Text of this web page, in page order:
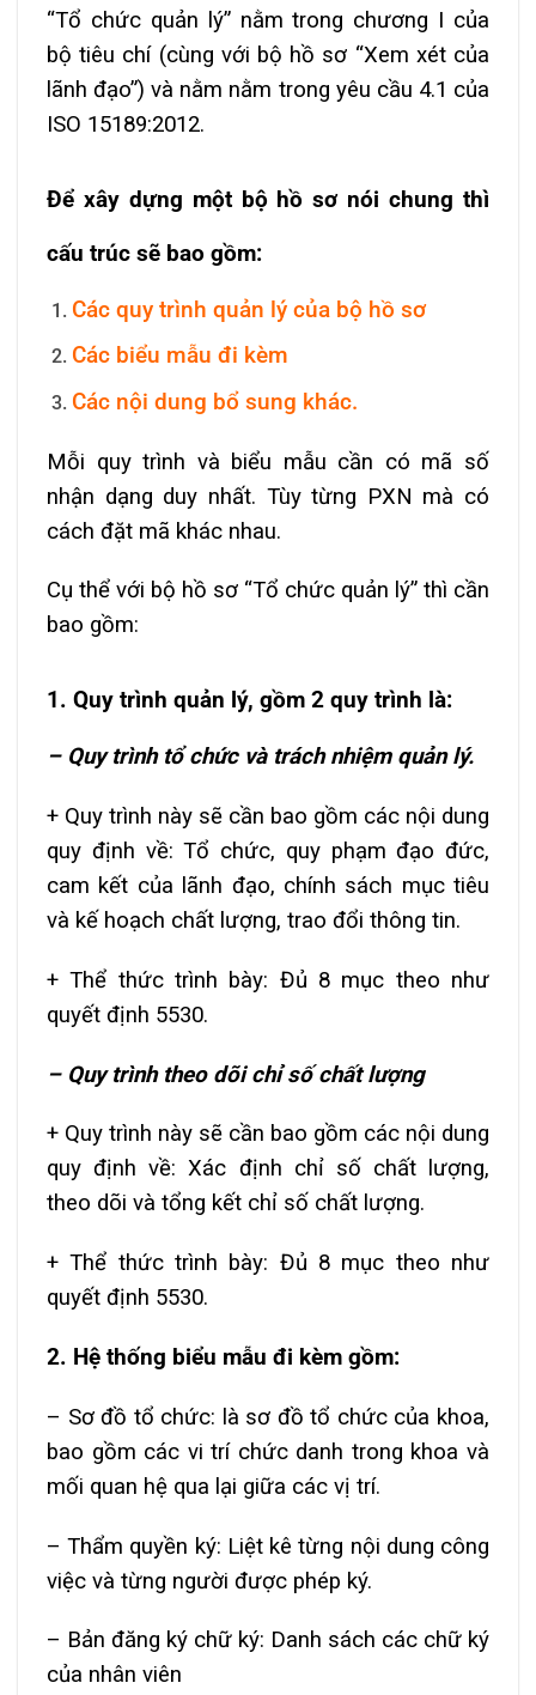
“Tổ chức quản lý” nằm trong chương I của
bộ tiêu chí (cùng với bộ hồ sơ “Xem xét của
lãnh đạo”) và nằm nằm trong yêu cầu 4.1 của
ISO 15189:2012.
Để xây dựng một bộ hồ sơ nói chung thì
cấu trúc sẽ bao gồm:
Các quy trình quản lý của bộ hồ sơ
Các biểu mẫu đi kèm
Các nội dung bổ sung khác.
Mỗi quy trình và biểu mẫu cần có mã số
nhận dạng duy nhất. Tùy từng PXN mà có
cách đặt mã khác nhau.
Cụ thể với bộ hồ sơ “Tổ chức quản lý” thì cần
bao gồm:
1. Quy trình quản lý, gồm 2 quy trình là:
– Quy trình tổ chức và trách nhiệm quản lý.
+ Quy trình này sẽ cần bao gồm các nội dung
quy định về: Tổ chức, quy phạm đạo đức,
cam kết của lãnh đạo, chính sách mục tiêu
và kế hoạch chất lượng, trao đổi thông tin.
+ Thể thức trình bày: Đủ 8 mục theo như
quyết định 5530.
– Quy trình theo dõi chỉ số chất lượng
+ Quy trình này sẽ cần bao gồm các nội dung
quy định về: Xác định chỉ số chất lượng,
theo dõi và tổng kết chỉ số chất lượng.
+ Thể thức trình bày: Đủ 8 mục theo như
quyết định 5530.
2. Hệ thống biểu mẫu đi kèm gồm:
– Sơ đồ tổ chức: là sơ đồ tổ chức của khoa,
bao gồm các vi trí chức danh trong khoa và
mối quan hệ qua lại giữa các vị trí.
– Thẩm quyền ký: Liệt kê từng nội dung công
việc và từng người được phép ký.
– Bản đăng ký chữ ký: Danh sách các chữ ký
của nhân viên